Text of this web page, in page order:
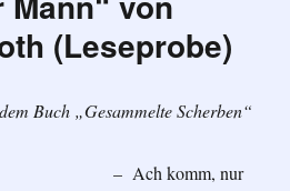
(Leseprobe)
Buch „Gesammelte Scherben“
– Ach komm, nur